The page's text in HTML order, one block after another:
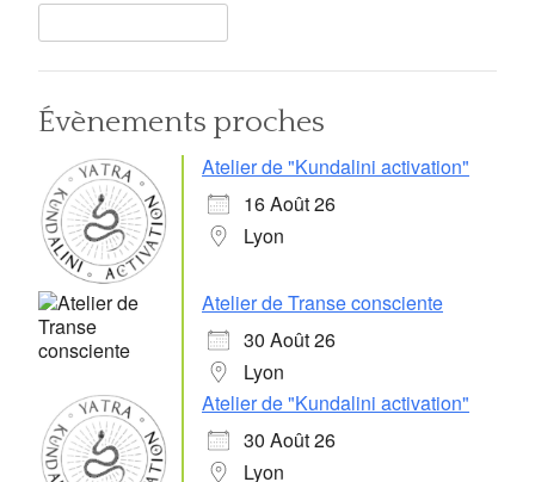
Évènements proches
Atelier de "Kundalini activation"
16 Août 26
Lyon
Atelier de Transe consciente
30 Août 26
Lyon
Atelier de "Kundalini activation"
30 Août 26
Lyon